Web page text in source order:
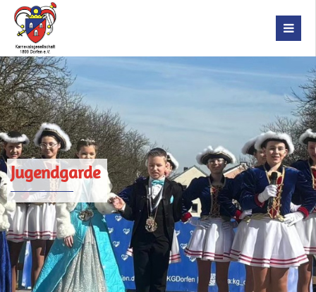
Jugendgarde